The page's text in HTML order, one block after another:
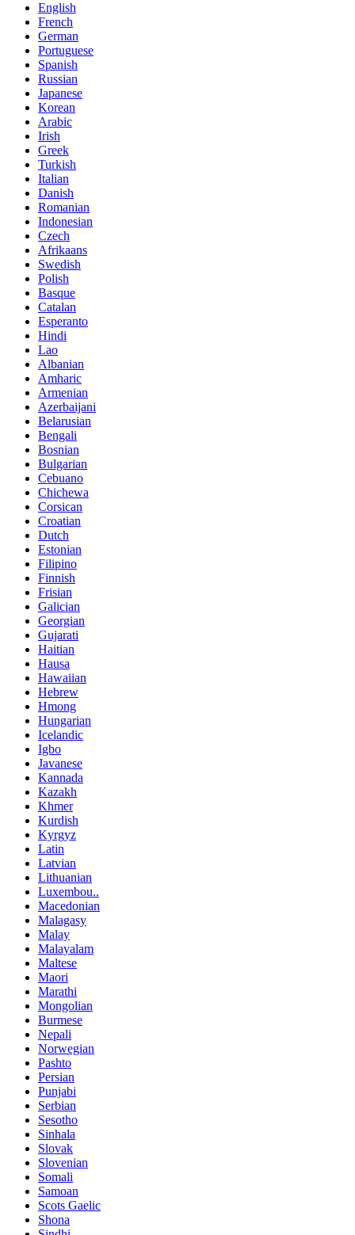
English
French
German
Portuguese
Spanish
Russian
Japanese
Korean
Arabic
Irish
Greek
Turkish
Italian
Danish
Romanian
Indonesian
Czech
Afrikaans
Swedish
Polish
Basque
Catalan
Esperanto
Hindi
Lao
Albanian
Amharic
Armenian
Azerbaijani
Belarusian
Bengali
Bosnian
Bulgarian
Cebuano
Chichewa
Corsican
Croatian
Dutch
Estonian
Filipino
Finnish
Frisian
Galician
Georgian
Gujarati
Haitian
Hausa
Hawaiian
Hebrew
Hmong
Hungarian
Icelandic
Igbo
Javanese
Kannada
Kazakh
Khmer
Kurdish
Kyrgyz
Latin
Latvian
Lithuanian
Luxembou..
Macedonian
Malagasy
Malay
Malayalam
Maltese
Maori
Marathi
Mongolian
Burmese
Nepali
Norwegian
Pashto
Persian
Punjabi
Serbian
Sesotho
Sinhala
Slovak
Slovenian
Somali
Samoan
Scots Gaelic
Shona